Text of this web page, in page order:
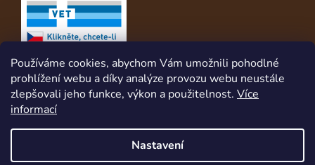
Používáme cookies, abychom Vám umožnili pohodlné
prohlížení webu a díky analýze provozu webu neustále
zlepšovali jeho funkce, výkon a použitelnost. Více
informací
Nastavení